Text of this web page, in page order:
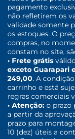
pagamento
não refletirem os
validade somente
os estoques. O
compras, no
constam no site,
• Frete grátis
exceto Guarapari
249,00. A
carrinho e está
regras comerciais
• Atenção: o prazo
a partir da
prazo para
10 (dez) úteis a